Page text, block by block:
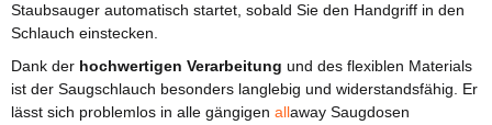
Staubsauger automatisch startet, sobald Sie den Handgriff in den
Schlauch einstecken.
Dank der hochwertigen Verarbeitung und des flexiblen Materials
ist der Saugschlauch besonders langlebig und widerstandsfähig. Er
lässt sich problemlos in alle gängigen allaway Saugdosen